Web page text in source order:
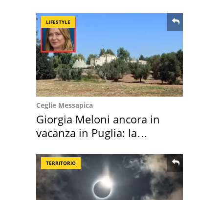
LIFESTYLE
Ceglie Messapica
Giorgia Meloni ancora in
vacanza in Puglia: la
TERRITORIO